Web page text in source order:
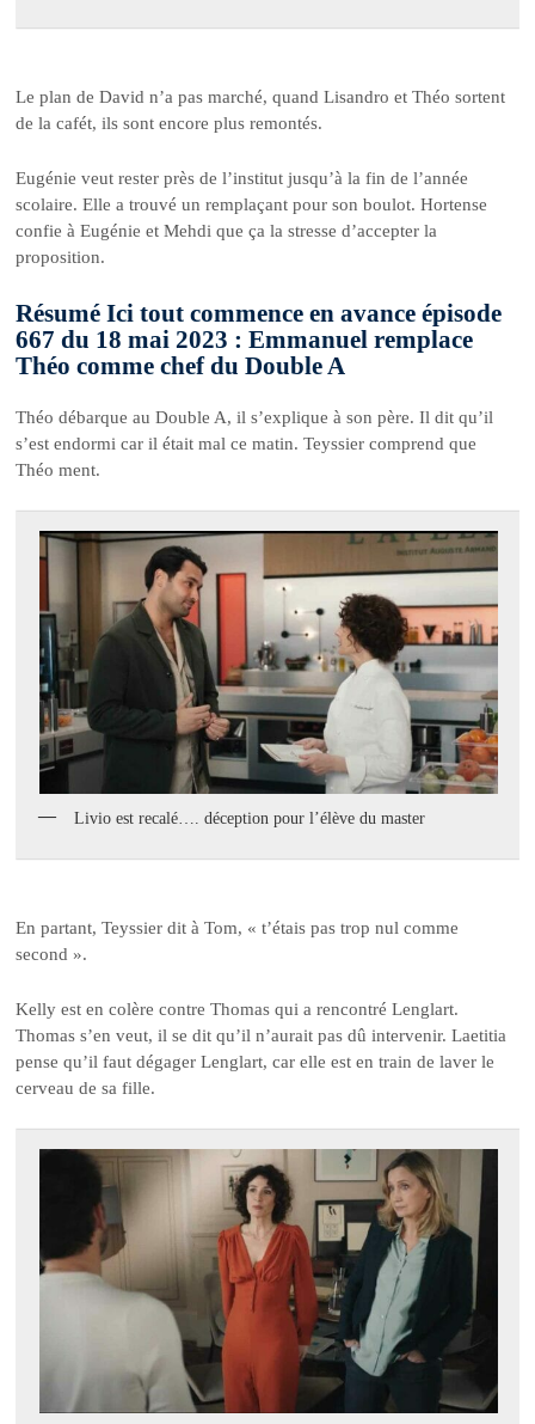
Le plan de David n’a pas marché, quand Lisandro et Théo sortent
de la cafét, ils sont encore plus remontés.
Eugénie veut rester près de l’institut jusqu’à la fin de l’année
scolaire. Elle a trouvé un remplaçant pour son boulot. Hortense
confie à Eugénie et Mehdi que ça la stresse d’accepter la
proposition.
Résumé Ici tout commence en avance épisode
667 du 18 mai 2023 : Emmanuel remplace
Théo comme chef du Double A
Théo débarque au Double A, il s’explique à son père. Il dit qu’il
s’est endormi car il était mal ce matin. Teyssier comprend que
Théo ment.
Livio est recalé…. déception pour l’élève du master
En partant, Teyssier dit à Tom, « t’étais pas trop nul comme
second ».
Kelly est en colère contre Thomas qui a rencontré Lenglart.
Thomas s’en veut, il se dit qu’il n’aurait pas dû intervenir. Laetitia
pense qu’il faut dégager Lenglart, car elle est en train de laver le
cerveau de sa fille.